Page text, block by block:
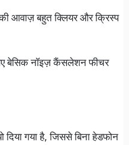
आवाज़ बहुत क्लियर और क्रिस्प
बेसिक नॉइज़ कैंसलेशन फीचर
दिया गया है, जिससे बिना हेडफोन